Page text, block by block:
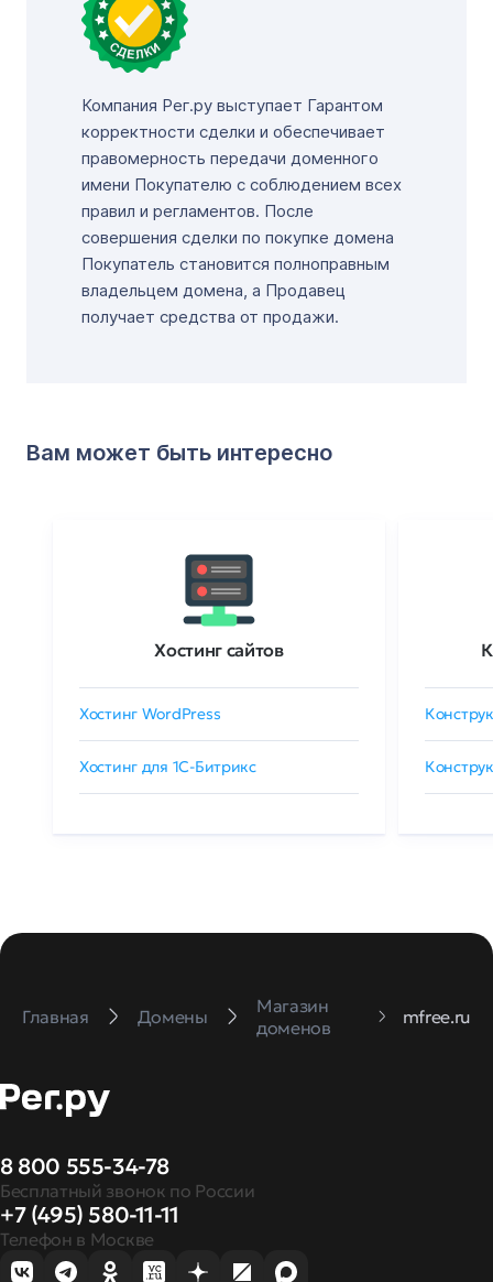
Компания Рег.ру выступает Гарантом
корректности сделки и обеспечивает
правомерность передачи доменного
имени Покупателю с соблюдением всех
правил и регламентов. После
совершения сделки по покупке домена
Покупатель становится полноправным
владельцем домена, а Продавец
получает средства от продажи.
Вам может быть интересно
Хостинг сайтов
Хостинг WordPress
Хостинг для 1C-Битрикс
Главная Домены
Магазин
доменов
mfree.ru
8 800 555-34-78
Бесплатный звонок по России
+7 (495) 580-11-11
Телефон в Москве